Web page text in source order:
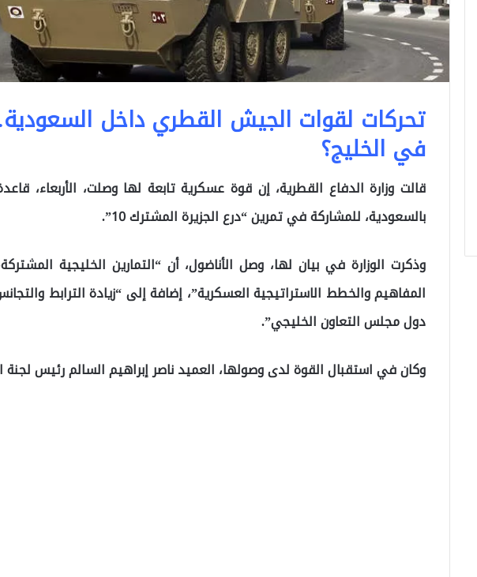
تحركات لقوات الجيش القطري داخل
في الخليج؟
قالت وزارة الدفاع القطرية، إن قوة عسكرية تابعة لها وصلت، الأربعاء،
بالسعودية، للمشاركة في تمرين “درع الجزيرة المشترك 10”.
وذكرت الوزارة في بيان لها، وصل الأناضول، أن “التمارين الخليجية
المفاهيم والخطط الاستراتيجية العسكرية”، إضافة إلى “زيادة الترابط
دول مجلس التعاون الخليجي”.
وكان في استقبال القوة لدى وصولها، العميد ناصر إبراهيم السالم رئيس لجنة